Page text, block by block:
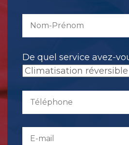
De quel service avez-